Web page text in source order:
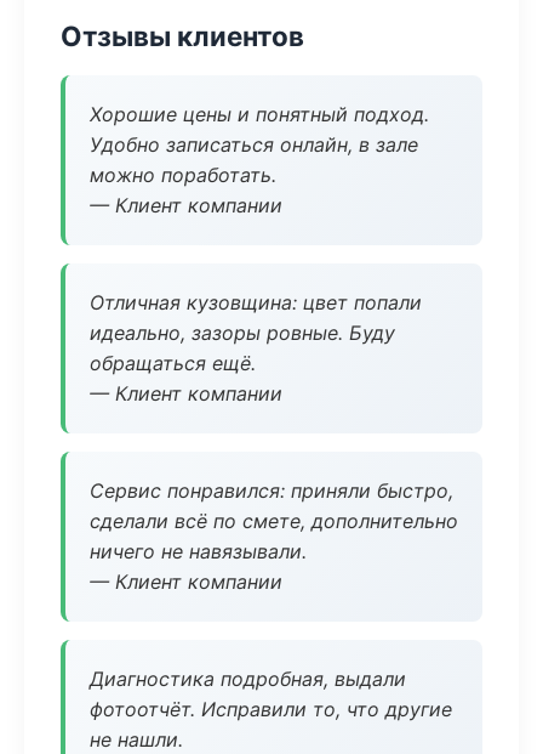
Отзывы клиентов
Хорошие цены и понятный подход.
Удобно записаться онлайн, в зале
можно поработать.
— Клиент компании
Отличная кузовщина: цвет попали
идеально, зазоры ровные. Буду
обращаться ещё.
— Клиент компании
Сервис понравился: приняли быстро,
сделали всё по смете, дополнительно
ничего не навязывали.
— Клиент компании
Диагностика подробная, выдали
фотоотчёт. Исправили то, что другие
не нашли.